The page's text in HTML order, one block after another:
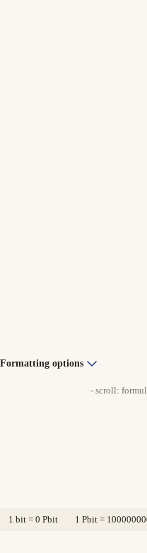
Formatting options
- scroll:
1 bit = 0 Pbit 1 Pbit =